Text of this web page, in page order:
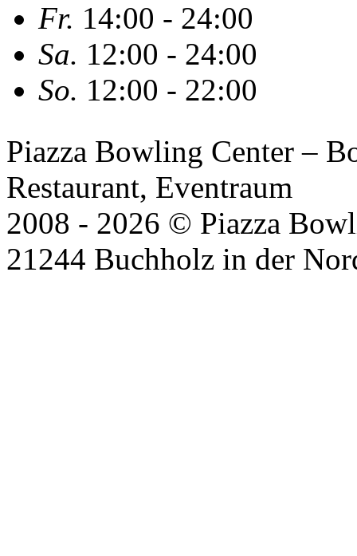
Fr. 14:00 - 24:00
Sa. 12:00 - 24:00
So. 12:00 - 22:00
Piazza Bowling Center –
Restaurant, Eventraum
2008 - 2026 © Piazza
21244 Buchholz in der